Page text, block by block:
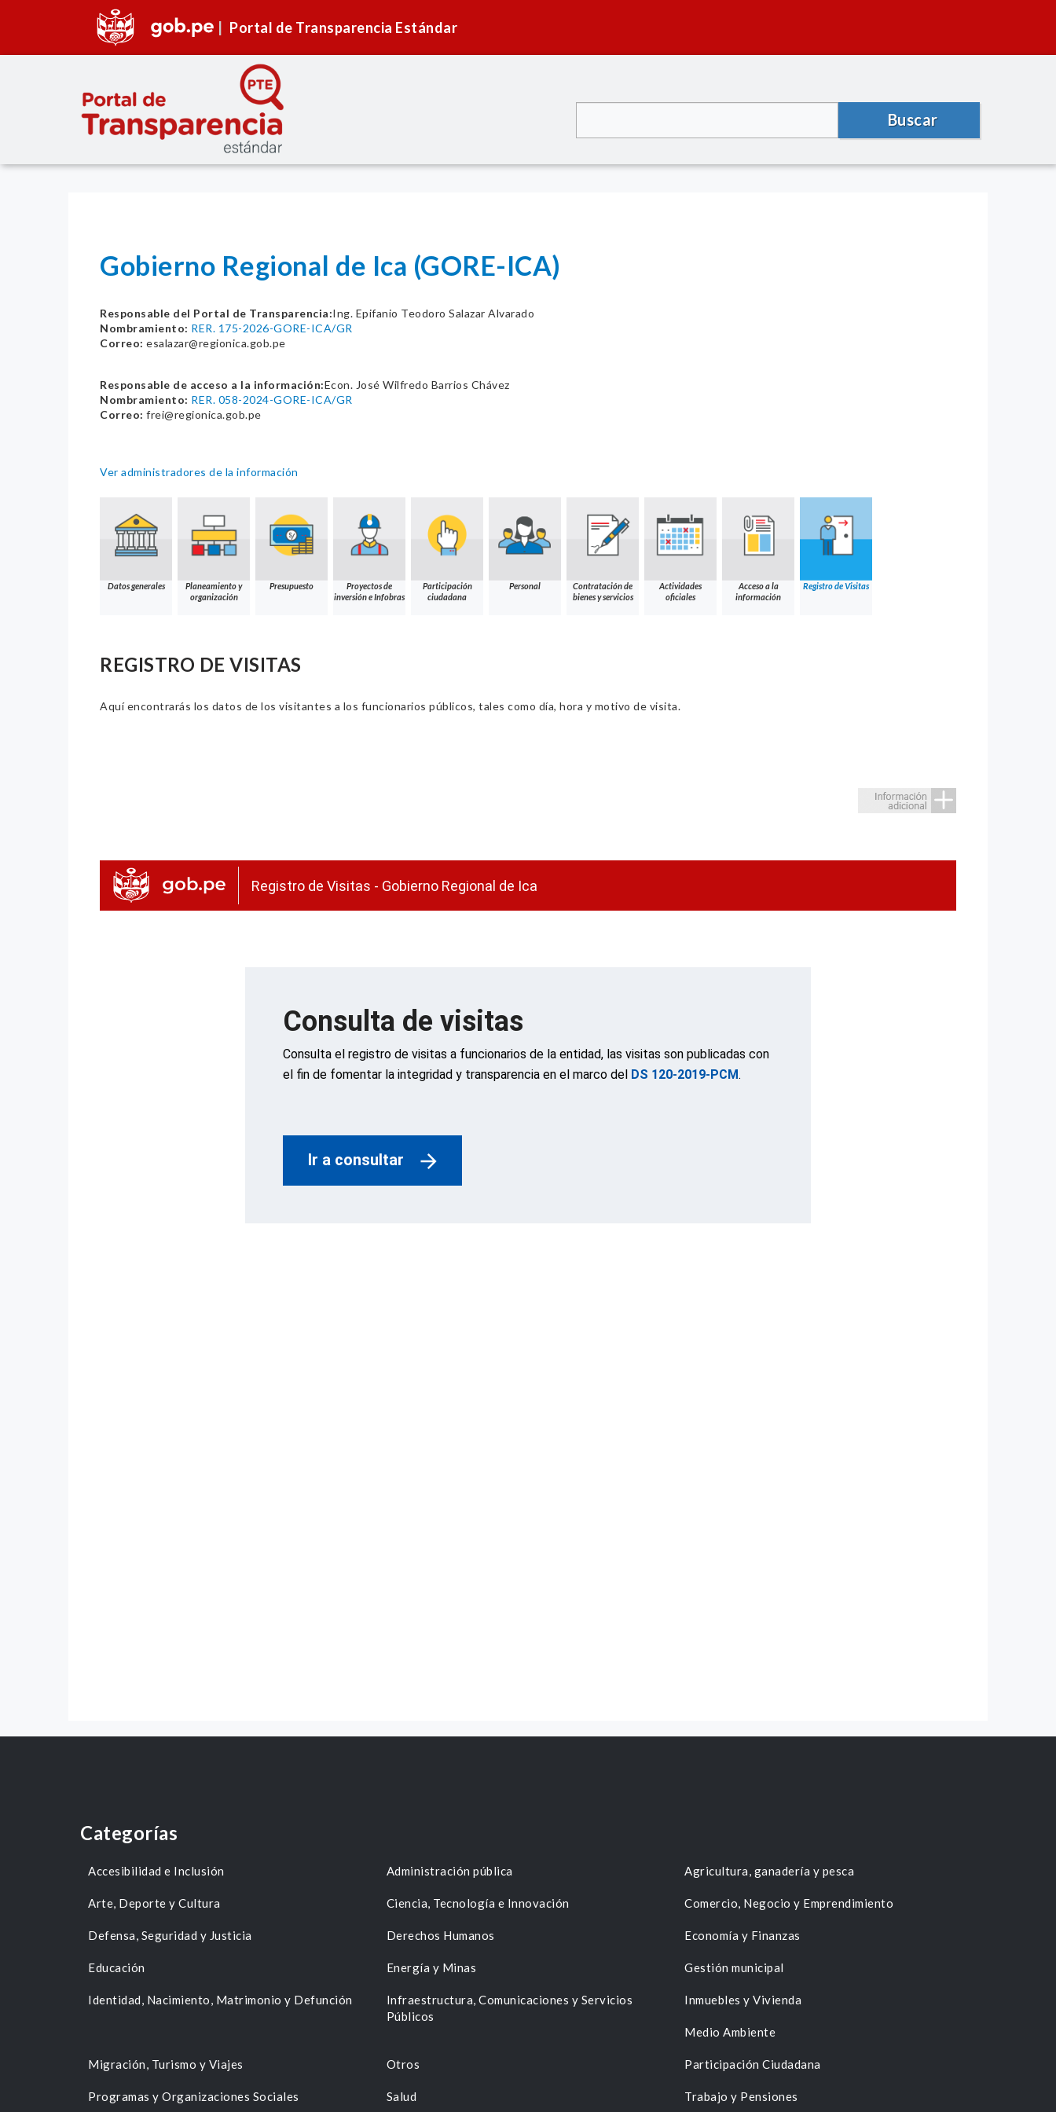
Portal de Transparencia Estándar
Buscar
Gobierno Regional de Ica (GORE-ICA)
Responsable del Portal de Transparencia:Ing. Epifanio Teodoro Salazar Alvarado
Nombramiento: RER. 175-2026-GORE-ICA/GR
Correo: esalazar@regionica.gob.pe
Responsable de acceso a la información:Econ. José Wilfredo Barrios Chávez
Nombramiento: RER. 058-2024-GORE-ICA/GR
Correo: frei@regionica.gob.pe
Ver administradores de la información
Datos generales
Planeamiento y
organización
Presupuesto
Proyectos de
inversión e Infobras
Participación
ciudadana
Personal
Contratación de
bienes y servicios
Actividades
oficiales
Acceso a la
información
Registro de Visitas
REGISTRO DE VISITAS
Aquí encontrarás los datos de los visitantes a los funcionarios públicos, tales como día, hora y motivo de visita.
Categorías
Accesibilidad e Inclusión Administración pública Agricultura, ganadería y pesca
Arte, Deporte y Cultura Ciencia, Tecnología e Innovación Comercio, Negocio y Emprendimiento
Defensa, Seguridad y Justicia Derechos Humanos Economía y Finanzas
Educación Energía y Minas Gestión municipal
Identidad, Nacimiento, Matrimonio y Defunción
Infraestructura, Comunicaciones y Servicios
Públicos
Inmuebles y Vivienda
Medio Ambiente
Migración, Turismo y Viajes Otros Participación Ciudadana
Programas y Organizaciones Sociales Salud Trabajo y Pensiones